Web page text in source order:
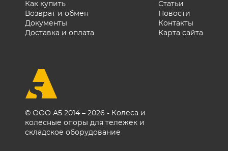
© ООО А5 2014 – 2026 - Колеса и
колесные опоры для тележек и
складское оборудование
Как купить
Возврат и обмен
Документы
Доставка и оплата
Статьи
Новости
Контакты
Карта сайта